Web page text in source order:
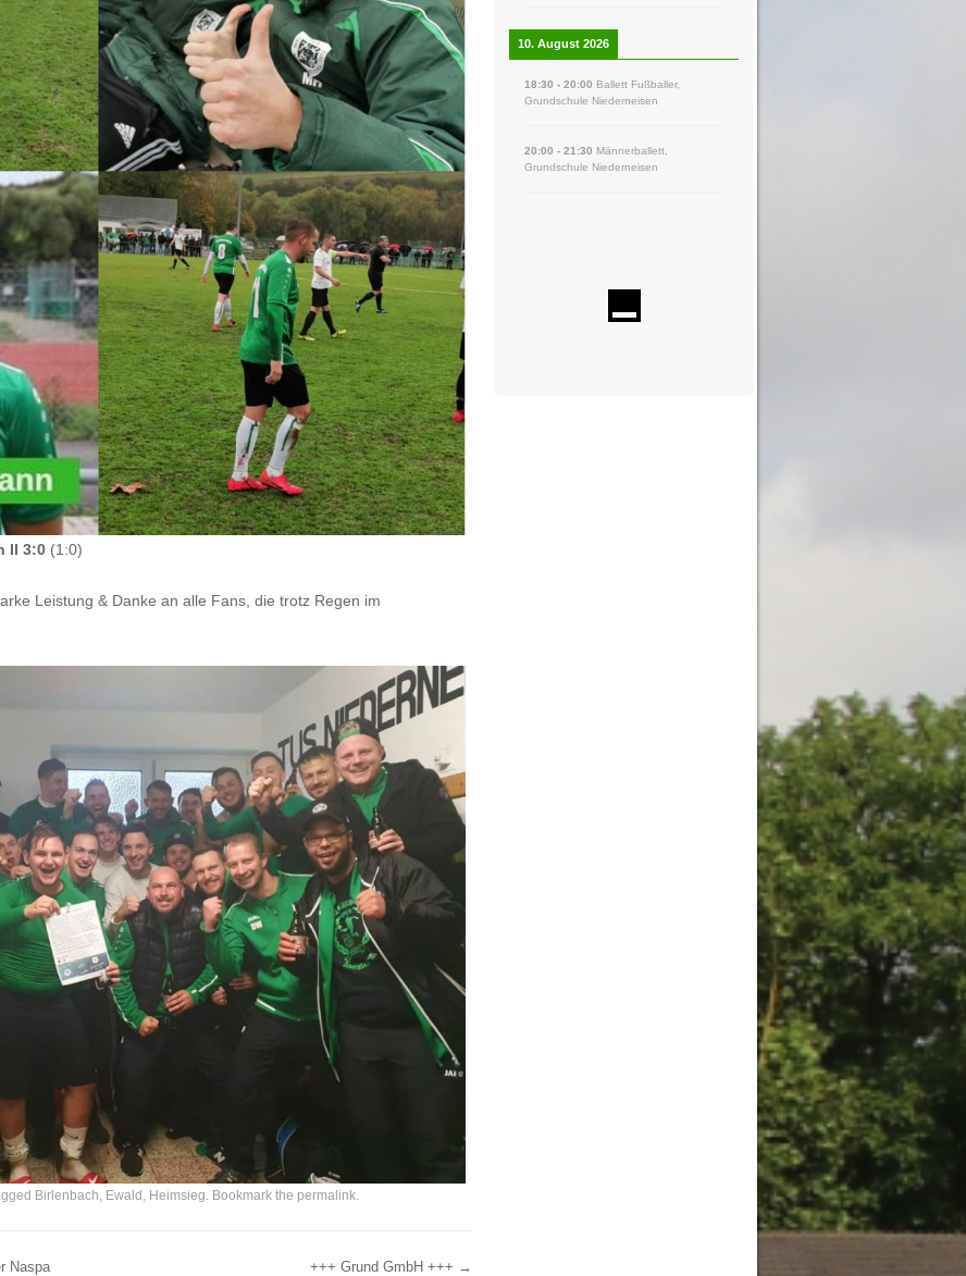
II 3:0(1:0)
Leistung & Danke an alle Fans, die trotz Regen im
Birlenbach Ewald Heimsieg . Bookmark the permalink.
Naspa
+++ Grund GmbH +++ →
10. August 2026
18:30 -20:00 Ballett Fußballer,
Grundschule Niederneisen
20:00 -21:30 Männerballett,
Grundschule Niederneisen